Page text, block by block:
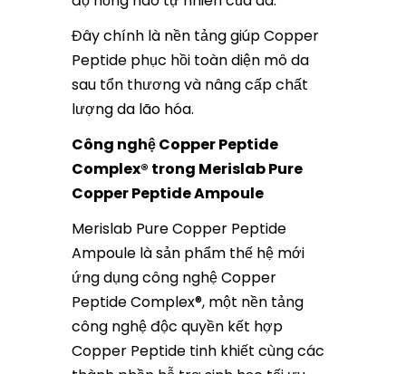
Đây chính là nền tảng giúp Copper
Peptide phục hồi toàn diện mô da
sau tổn thương và nâng cấp chất
lượng da lão hóa.
Công nghệ Copper Peptide
Complex® trong Merislab Pure
Copper Peptide Ampoule
Merislab Pure Copper Peptide
Ampoule là sản phẩm thế hệ mới
ứng dụng công nghệ Copper
Peptide Complex®, một nền tảng
công nghệ độc quyền kết hợp
Copper Peptide tinh khiết cùng các